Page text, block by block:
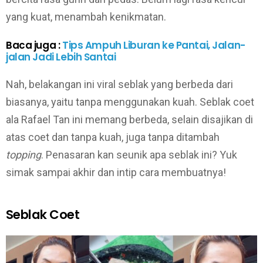
yang kuat, menambah kenikmatan.
Baca juga :Tips Ampuh Liburan ke Pantai, Jalan-
jalan Jadi Lebih Santai
Nah, belakangan ini viral seblak yang berbeda dari
biasanya, yaitu tanpa menggunakan kuah. Seblak coet
ala Rafael Tan ini memang berbeda, selain disajikan di
atas coet dan tanpa kuah, juga tanpa ditambah
topping. Penasaran kan seunik apa seblak ini? Yuk
simak sampai akhir dan intip cara membuatnya!
Seblak Coet